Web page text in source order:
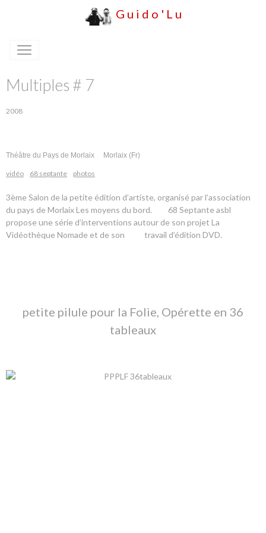
G u i d o ' L u
Multiples # 7
2008
Théâtre du Pays de Morlaix Morlaix (Fr)
vidéo 68 septante photos
3ème Salon de la petite édition d’artiste, organisé par l’association
du pays de Morlaix Les moyens du bord. 68 Septante asbl
propose une série d’interventions autour de son projet La
Vidéothèque Nomade et de son travail d’édition DVD.
petite pilule pour la Folie, Opérette en 36
tableaux